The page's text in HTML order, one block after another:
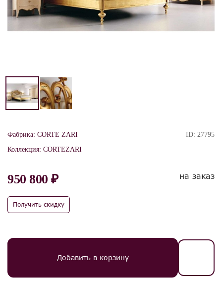
Фабрика: CORTE ZARI
Коллекция: CORTEZARI
ID: 27795
950 800 ₽
Получить скидку
на заказ
Добавить в корзину